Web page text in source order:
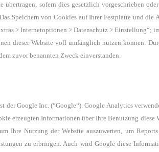
übertragen, sofern dies gesetzlich vorgeschrieben
Speichern von Cookies auf Ihrer Festplatte und die
> Internetoptionen > Datenschutz > Einstellung“;
dieser Website voll umfänglich nutzen können.
zuvor benannten Zweck einverstanden.
der Google Inc. (“Google“).Google Analytics
erzeugtenInformationen über Ihre Benutzung diese
um Ihre Nutzung der Website auszuwerten, um
zu erbringen. Auch wird Google diese